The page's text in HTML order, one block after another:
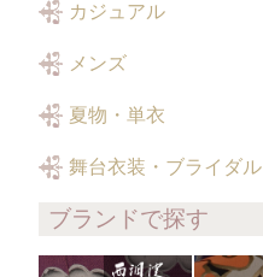
カジュアル
メンズ
夏物・単衣
舞台衣装・ブライダル
ブランドで探す